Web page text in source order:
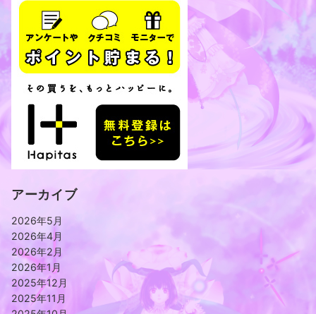
アーカイブ
2026年5月
2026年4月
2026年2月
2026年1月
2025年12月
2025年11月